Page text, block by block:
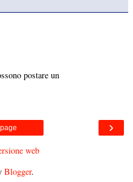
postare un
›
web
Blogger.